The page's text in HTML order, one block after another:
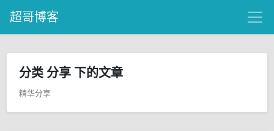
超哥博客
分类 分享 下的文章
精华分享